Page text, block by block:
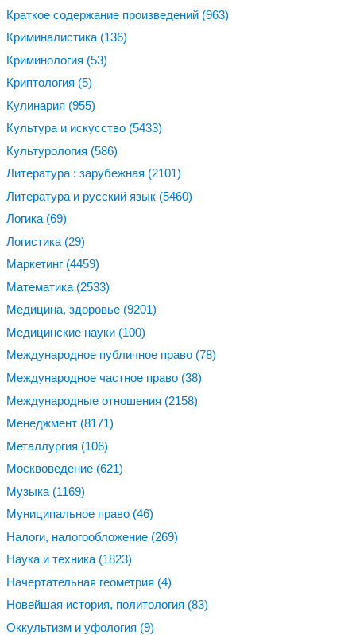
Краткое содержание произведений (963)
Криминалистика (136)
Криминология (53)
Криптология (5)
Кулинария (955)
Культура и искусство (5433)
Культурология (586)
Литература : зарубежная (2101)
Литература и русский язык (5460)
Логика (69)
Логистика (29)
Маркетинг (4459)
Математика (2533)
Медицина, здоровье (9201)
Медицинские науки (100)
Международное публичное право (78)
Международное частное право (38)
Международные отношения (2158)
Менеджмент (8171)
Металлургия (106)
Москвоведение (621)
Музыка (1169)
Муниципальное право (46)
Налоги, налогообложение (269)
Наука и техника (1823)
Начертательная геометрия (4)
Новейшая история, политология (83)
Оккультизм и уфология (9)